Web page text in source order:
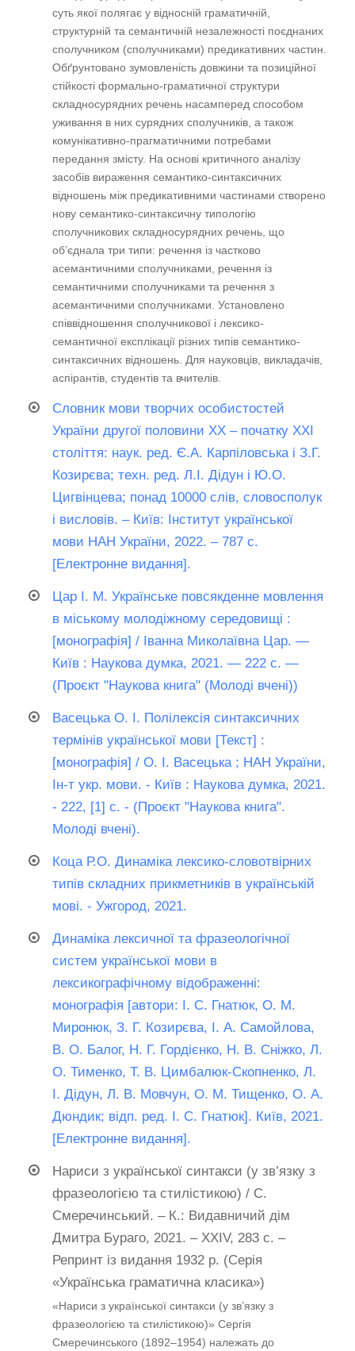
суть якої полягає у відносній граматичній,
структурній та семантичній незалежності поєднаних
сполучником (сполучниками) предикативних частин.
Обґрунтовано зумовленість довжини та позиційної
стійкості формально-граматичної структури
складносурядних речень насамперед способом
уживання в них сурядних сполучників, а також
комунікативно-прагматичними потребами
передання змісту. На основі критичного аналізу
засобів вираження семантико-синтаксичних
відношень між предикативними частинами створено
нову семантико-синтаксичну типологію
сполучникових складносурядних речень, що
об’єднала три типи: речення із частково
асемантичними сполучниками, речення із
семантичними сполучниками та речення з
асемантичними сполучниками. Установлено
співвідношення сполучникової і лексико-
семантичної експлікації різних типів семантико-
синтаксичних відношень. Для науковців, викладачів,
аспірантів, студентів та вчителів.
Словник мови творчих особистостей
України другої половини ХХ – початку ХХІ
століття: наук. ред. Є.А. Карпіловська і З.Г.
Козирєва; техн. ред. Л.І. Дідун і Ю.О.
Цигвінцева; понад 10000 слів, словосполук
і висловів. – Київ: Інститут української
мови НАН України, 2022. – 787 с.
[Електронне видання].
Цар І. М. Українське повсякденне мовлення
в міському молодіжному середовищі :
[монографія] / Іванна Миколаївна Цар. —
Київ : Наукова думка, 2021. — 222 с. —
(Проєкт "Наукова книга" (Молоді вчені))
Васецька О. І. Полілексія синтаксичних
термінів української мови [Текст] :
[монографія] / О. І. Васецька ; НАН України,
Ін-т укр. мови. - Київ : Наукова думка, 2021.
- 222, [1] с. - (Проєкт "Наукова книга".
Молоді вчені).
Коца Р.О. Динаміка лексико-словотвірних
типів складних прикметників в українській
мові. - Ужгород, 2021.
Динаміка лексичної та фразеологічної
систем української мови в
лексикографічному відображенні:
монографія [автори: І. С. Гнатюк, О. М.
Миронюк, З. Г. Козирєва, І. А. Самойлова,
В. О. Балог, Н. Г. Гордієнко, Н. В. Сніжко, Л.
О. Тименко, Т. В. Цимбалюк-Скопненко, Л.
І. Дідун, Л. В. Мовчун, О. М. Тищенко, О. А.
Дюндик; відп. ред. І. С. Гнатюк]. Київ, 2021.
[Електронне видання].
Нариси з української синтакси (у зв’язку з
фразеологією та стилістикою) / С.
Смеречинський. – К.: Видавничий дім
Дмитра Бураго, 2021. – ХХІV, 283 с. –
Репринт із видання 1932 р. (Серія
«Українська граматична класика»)
«Нариси з української синтакси (у зв’язку з
фразеологією та стилістикою)» Сергія
Смеречинського (1892–1954) належать до